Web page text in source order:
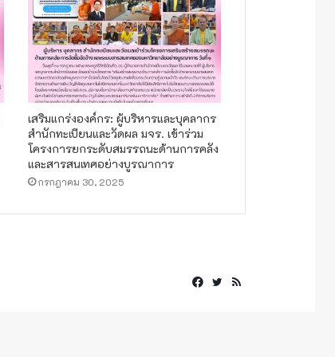
เสริมแกร่งองค์กร: ผู้บริหารและบุคลากร
สำนักทะเบียนและวัดผล มจร. เข้าร่วม
โครงการยกระดับสมรรถนะด้านการคลัง
และสารสนเทศอย่างบูรณาการ
กรกฎาคม 30, 2025
Facebook
Twitter
RSS